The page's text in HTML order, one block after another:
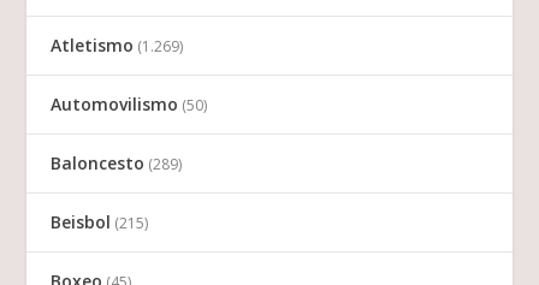
Atletismo (1.269)
Automovilismo (50)
Baloncesto (289)
Beisbol (215)